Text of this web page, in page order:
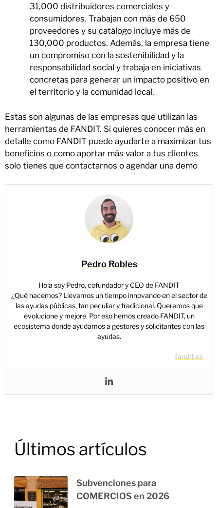
31,000 distribuidores comerciales y
consumidores. Trabajan con más de 650
proveedores y su catálogo incluye más de
130,000 productos. Además, la empresa tiene
un compromiso con la sostenibilidad y la
responsabilidad social y trabaja en iniciativas
concretas para generar un impacto positivo en
el territorio y la comunidad local.
Estas son algunas de las empresas que utilizan las
herramientas de FANDIT. Si quieres conocer más en
detalle como FANDIT puede ayudarte a maximizar tus
beneficios o como aportar más valor a tus clientes
solo tienes que contactarnos o agendar una demo
Pedro Robles
Hola soy Pedro, cofundador y CEO de FANDIT
¿Qué hacemos? Llevamos un tiempo innovando en el sector de
las ayudas públicas, tan peculiar y tradicional. Queremos que
evolucione y mejore. Por eso hemos creado FANDIT, un
ecosistema donde ayudamos a gestores y solicitantes con las
ayudas.
fandit.es
Últimos artículos
Subvenciones para
COMERCIOS en 2026